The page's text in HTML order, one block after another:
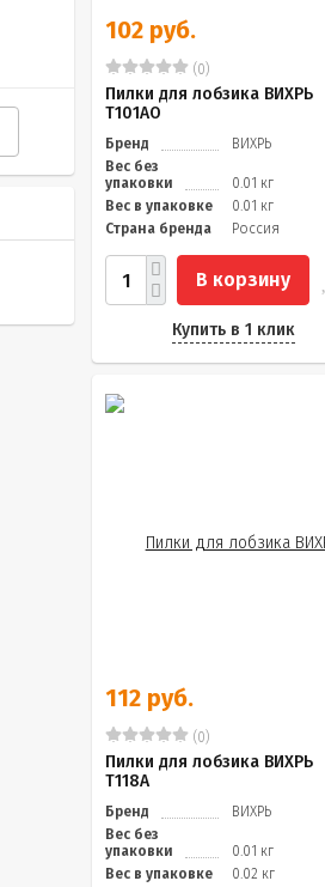
102 руб.
(0)
Пилки для лобзика ВИХРЬ
Т101АО
Бренд
ВИХРЬ
Вес без
упаковки
0.01 кг
Вес в упаковке
0.01 кг
Страна бренда
Россия
В корзину
Купить в 1 клик
112 руб.
(0)
Пилки для лобзика ВИХРЬ
Т118A
Бренд
ВИХРЬ
Вес без
упаковки
0.01 кг
Вес в упаковке
0.02 кг